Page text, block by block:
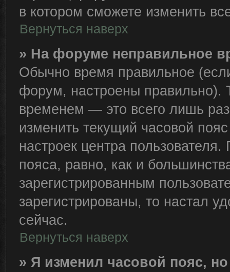
в котором сможете изменить
Вернуться наверх
» На форуме неправильное
Обычно время правильное
форум, настроены правильно).
временем — это всего лишь
изменить текущий часовой
настроек центра
пояса, равно, как и
зарегистрированным
зарегистрированы, то настал
сейчас.
Вернуться наверх
» Я изменил часовой пояс,